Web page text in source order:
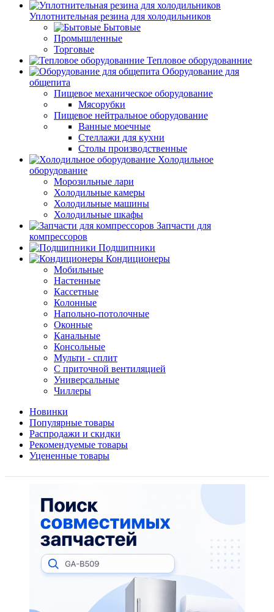
Уплотнительная резина для холодильников
Бытовые
Промышленные
Торговые
Тепловое оборудованние
Оборудование для
общепита
Пищевое механическое оборудование
Мясорубки
Пищевое нейтральное оборудование
Ванные моечные
Стеллажи для кухни
Столы производственные
Холодильное
оборудование
Морозильные лари
Холодильные камеры
Холодильные машины
Холодильные шкафы
Запчасти для
компрессоров
Подшипники
Кондиционеры
Мобильные
Настенные
Кассетные
Колонные
Напольно-потолочные
Оконные
Канальные
Консольные
Мульти - сплит
С приточной вентиляцией
Универсальные
Чиллеры
Новинки
Популярные товары
Распродажи и скидки
Рекомендуемые товары
Уцененные товары